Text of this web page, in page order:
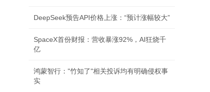
DeepSeek预告API价格上涨：“预计涨幅较大”
SpaceX首份财报：营收暴涨92%，AI狂烧千
亿
鸿蒙智行："竹知了"相关投诉均有明确侵权事
实